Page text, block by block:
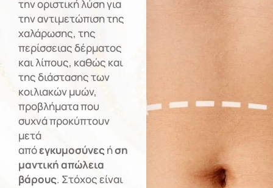
την οριστική λύση για
την αντιμετώπιση της
χαλάρωσης, της
περίσσειας δέρματος
και λίπους, καθώς και
της διάστασης των
κοιλιακών μυών,
προβλήματα που
συχνά προκύπτουν
μετά
απόεγκυμοσύνες ήση
μαντική απώλεια
βάρους. Στόχος είναι